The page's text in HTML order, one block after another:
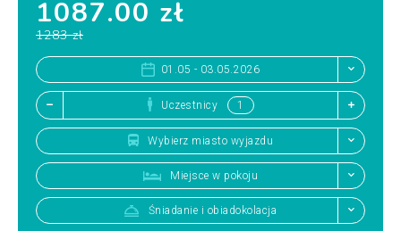
1087.00 zł
1283 zł
01.05 - 03.05.2026
Uczestnicy
Wybierz miasto wyjazdu
Miejsce w pokoju
Śniadanie i obiadokolacja